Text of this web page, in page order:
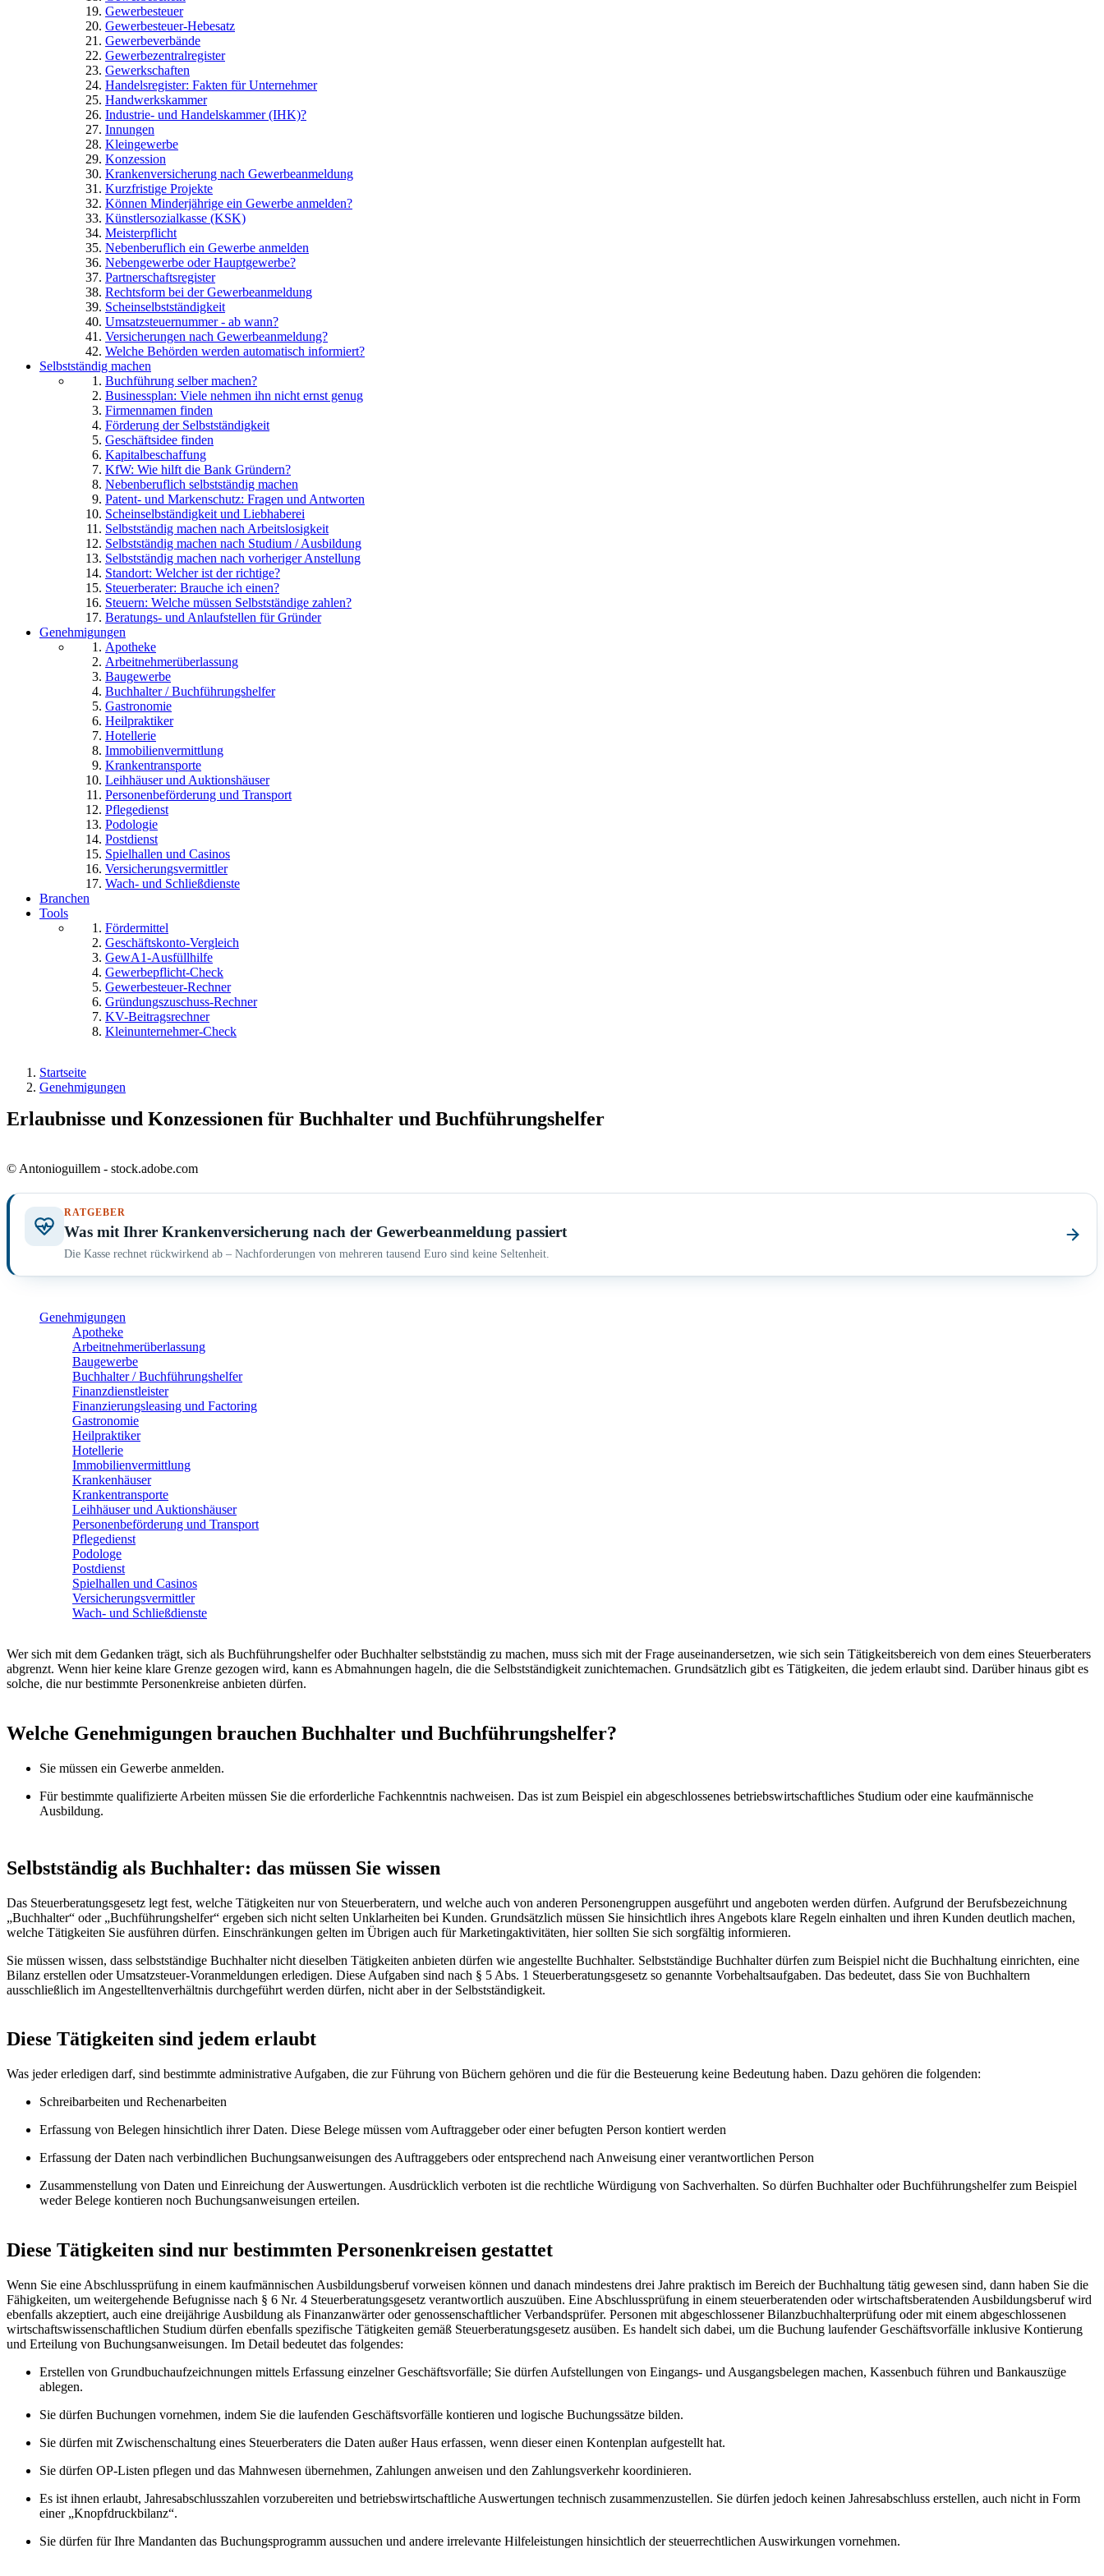
Gewerbesteuer
Gewerbesteuer-Hebesatz
Gewerbeverbände
Gewerbezentralregister
Gewerkschaften
Handelsregister: Fakten für Unternehmer
Handwerkskammer
Industrie- und Handelskammer (IHK)?
Innungen
Kleingewerbe
Konzession
Krankenversicherung nach Gewerbeanmeldung
Kurzfristige Projekte
Können Minderjährige ein Gewerbe anmelden?
Künstlersozialkasse (KSK)
Meisterpflicht
Nebenberuflich ein Gewerbe anmelden
Nebengewerbe oder Hauptgewerbe?
Partnerschaftsregister
Rechtsform bei der Gewerbeanmeldung
Scheinselbstständigkeit
Umsatzsteuernummer - ab wann?
Versicherungen nach Gewerbeanmeldung?
Welche Behörden werden automatisch informiert?
Selbstständig machen
Buchführung selber machen?
Businessplan: Viele nehmen ihn nicht ernst genug
Firmennamen finden
Förderung der Selbstständigkeit
Geschäftsidee finden
Kapitalbeschaffung
KfW: Wie hilft die Bank Gründern?
Nebenberuflich selbstständig machen
Patent- und Markenschutz: Fragen und Antworten
Scheinselbständigkeit und Liebhaberei
Selbstständig machen nach Arbeitslosigkeit
Selbstständig machen nach Studium / Ausbildung
Selbstständig machen nach vorheriger Anstellung
Standort: Welcher ist der richtige?
Steuerberater: Brauche ich einen?
Steuern: Welche müssen Selbstständige zahlen?
Beratungs- und Anlaufstellen für Gründer
Genehmigungen
Apotheke
Arbeitnehmerüberlassung
Baugewerbe
Buchhalter / Buchführungshelfer
Gastronomie
Heilpraktiker
Hotellerie
Immobilienvermittlung
Krankentransporte
Leihhäuser und Auktionshäuser
Personenbeförderung und Transport
Pflegedienst
Podologie
Postdienst
Spielhallen und Casinos
Versicherungsvermittler
Wach- und Schließdienste
Branchen
Tools
Fördermittel
Geschäftskonto-Vergleich
GewA1-Ausfüllhilfe
Gewerbepflicht-Check
Gewerbesteuer-Rechner
Gründungszuschuss-Rechner
KV-Beitragsrechner
Kleinunternehmer-Check
Startseite
Genehmigungen
Erlaubnisse und Konzessionen für Buchhalter und Buchführungshelfer
© Antonioguillem - stock.adobe.com
RATGEBER
Was mit Ihrer Krankenversicherung nach der Gewerbeanmeldung passiert
Die Kasse rechnet rückwirkend ab – Nachforderungen von mehreren tausend Euro sind keine Seltenheit.
Genehmigungen
Apotheke
Arbeitnehmerüberlassung
Baugewerbe
Buchhalter / Buchführungshelfer
Finanzdienstleister
Finanzierungsleasing und Factoring
Gastronomie
Heilpraktiker
Hotellerie
Immobilienvermittlung
Krankenhäuser
Krankentransporte
Leihhäuser und Auktionshäuser
Personenbeförderung und Transport
Pflegedienst
Podologe
Postdienst
Spielhallen und Casinos
Versicherungsvermittler
Wach- und Schließdienste
Wer sich mit dem Gedanken trägt, sich als Buchführungshelfer oder Buchhalter selbstständig zu machen, muss sich mit der Frage auseinandersetzen, wie sich sein Tätigkeitsbereich von dem eines Steuerberaters
abgrenzt. Wenn hier keine klare Grenze gezogen wird, kann es Abmahnungen hageln, die die Selbstständigkeit zunichtemachen. Grundsätzlich gibt es Tätigkeiten, die jedem erlaubt sind. Darüber hinaus gibt es
solche, die nur bestimmte Personenkreise anbieten dürfen.
Welche Genehmigungen brauchen Buchhalter und Buchführungshelfer?
Sie müssen ein Gewerbe anmelden.
Für bestimmte qualifizierte Arbeiten müssen Sie die erforderliche Fachkenntnis nachweisen. Das ist zum Beispiel ein abgeschlossenes betriebswirtschaftliches Studium oder eine kaufmännische
Ausbildung.
Selbstständig als Buchhalter: das müssen Sie wissen
Das Steuerberatungsgesetz legt fest, welche Tätigkeiten nur von Steuerberatern, und welche auch von anderen Personengruppen ausgeführt und angeboten werden dürfen. Aufgrund der Berufsbezeichnung
„Buchhalter“ oder „Buchführungshelfer“ ergeben sich nicht selten Unklarheiten bei Kunden. Grundsätzlich müssen Sie hinsichtlich ihres Angebots klare Regeln einhalten und ihren Kunden deutlich machen,
welche Tätigkeiten Sie ausführen dürfen. Einschränkungen gelten im Übrigen auch für Marketingaktivitäten, hier sollten Sie sich sorgfältig informieren.
Sie müssen wissen, dass selbstständige Buchhalter nicht dieselben Tätigkeiten anbieten dürfen wie angestellte Buchhalter. Selbstständige Buchhalter dürfen zum Beispiel nicht die Buchhaltung einrichten, eine
Bilanz erstellen oder Umsatzsteuer-Voranmeldungen erledigen. Diese Aufgaben sind nach § 5 Abs. 1 Steuerberatungsgesetz so genannte Vorbehaltsaufgaben. Das bedeutet, dass Sie von Buchhaltern
ausschließlich im Angestelltenverhältnis durchgeführt werden dürfen, nicht aber in der Selbstständigkeit.
Diese Tätigkeiten sind jedem erlaubt
Was jeder erledigen darf, sind bestimmte administrative Aufgaben, die zur Führung von Büchern gehören und die für die Besteuerung keine Bedeutung haben. Dazu gehören die folgenden:
Schreibarbeiten und Rechenarbeiten
Erfassung von Belegen hinsichtlich ihrer Daten. Diese Belege müssen vom Auftraggeber oder einer befugten Person kontiert werden
Erfassung der Daten nach verbindlichen Buchungsanweisungen des Auftraggebers oder entsprechend nach Anweisung einer verantwortlichen Person
Zusammenstellung von Daten und Einreichung der Auswertungen. Ausdrücklich verboten ist die rechtliche Würdigung von Sachverhalten. So dürfen Buchhalter oder Buchführungshelfer zum Beispiel
weder Belege kontieren noch Buchungsanweisungen erteilen.
Diese Tätigkeiten sind nur bestimmten Personenkreisen gestattet
Wenn Sie eine Abschlussprüfung in einem kaufmännischen Ausbildungsberuf vorweisen können und danach mindestens drei Jahre praktisch im Bereich der Buchhaltung tätig gewesen sind, dann haben Sie die
Fähigkeiten, um weitergehende Befugnisse nach § 6 Nr. 4 Steuerberatungsgesetz verantwortlich auszuüben. Eine Abschlussprüfung in einem steuerberatenden oder wirtschaftsberatenden Ausbildungsberuf wird
ebenfalls akzeptiert, auch eine dreijährige Ausbildung als Finanzanwärter oder genossenschaftlicher Verbandsprüfer. Personen mit abgeschlossener Bilanzbuchhalterprüfung oder mit einem abgeschlossenen
wirtschaftswissenschaftlichen Studium dürfen ebenfalls spezifische Tätigkeiten gemäß Steuerberatungsgesetz ausüben. Es handelt sich dabei, um die Buchung laufender Geschäftsvorfälle inklusive Kontierung
und Erteilung von Buchungsanweisungen. Im Detail bedeutet das folgendes:
Erstellen von Grundbuchaufzeichnungen mittels Erfassung einzelner Geschäftsvorfälle; Sie dürfen Aufstellungen von Eingangs- und Ausgangsbelegen machen, Kassenbuch führen und Bankauszüge
ablegen.
Sie dürfen Buchungen vornehmen, indem Sie die laufenden Geschäftsvorfälle kontieren und logische Buchungssätze bilden.
Sie dürfen mit Zwischenschaltung eines Steuerberaters die Daten außer Haus erfassen, wenn dieser einen Kontenplan aufgestellt hat.
Sie dürfen OP-Listen pflegen und das Mahnwesen übernehmen, Zahlungen anweisen und den Zahlungsverkehr koordinieren.
Es ist ihnen erlaubt, Jahresabschlusszahlen vorzubereiten und betriebswirtschaftliche Auswertungen technisch zusammenzustellen. Sie dürfen jedoch keinen Jahresabschluss erstellen, auch nicht in Form
einer „Knopfdruckbilanz“.
Sie dürfen für Ihre Mandanten das Buchungsprogramm aussuchen und andere irrelevante Hilfeleistungen hinsichtlich der steuerrechtlichen Auswirkungen vornehmen.